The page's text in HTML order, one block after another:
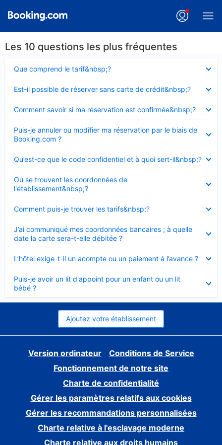
Les 10 questions les plus fréquentes
Que comprend le tarif&nbsp;?
fermé
Est-il possible de réserver sans carte de crédit&nbsp;?
fermé
Comment savoir si ma réservation est confirmée&nbsp;?
fermé
Puis-je annuler ou modifier ma réservation par le biais de
Booking.com ?
fermé
Qu’est-ce que le code confidentiel et à quoi sert-il&nbsp;?
fermé
Où se trouvent les coordonnées de
l'établissement&nbsp;?
fermé
Comment puis-je trouver les tarifs&nbsp;?
fermé
J’ai communiqué mes coordonnées bancaires ; à quelle
date la carte sera-t-elle débitée ?
fermé
L’hôtel exige-t-il un acompte ou un paiement à l’avance ?
fermé
Puis-je avoir un lit d'appoint pour un enfant ou un lit
bébé ?
fermé
Ajoutez votre établissement
Version ordinateur
Conditions de Service
Fonctionnement de notre site
Charte de confidentialité
Gérer les paramètres relatifs aux cookies
Gérer les recommandations personnalisées
Charte relative à l'esclavage moderne
Charte relative aux droits humains